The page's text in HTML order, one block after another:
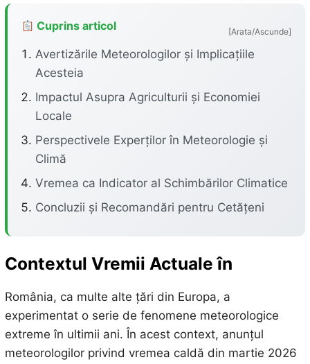
Cuprins articol [Arata/Ascunde]
Avertizările Meteorologilor și Implicațiile
Acesteia
Impactul Asupra Agriculturii și Economiei
Locale
Perspectivele Experților în Meteorologie și
Climă
Vremea ca Indicator al Schimbărilor Climatice
Concluzii și Recomandări pentru Cetățeni
Contextul Vremii Actuale în
România, ca multe alte țări din Europa, a
experimentat o serie de fenomene meteorologice
extreme în ultimii ani. În acest context, anunțul
meteorologilor privind vremea caldă din martie 2026